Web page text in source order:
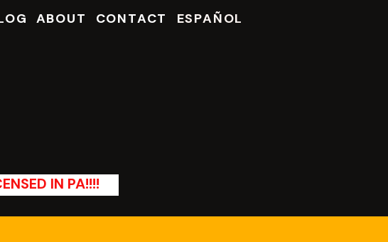
CONTACT
ABOUT ESPAÑOL
IN PA!!!!